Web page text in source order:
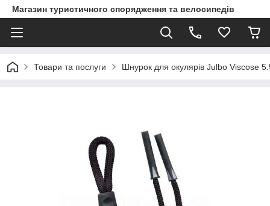
Магазин туристичного спорядження та велосипедів
Товари та послуги Шнурок для окулярів Julbo Viscose